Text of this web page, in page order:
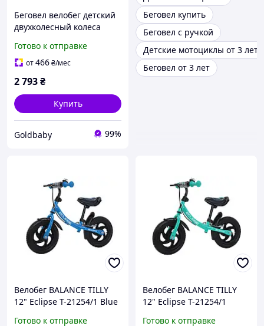
Беговел велобег детский
двухколесный колеса
(ручной тормоз) BALANCE
TILLY Extreme T-212524
Готово к отправке
от466₴/мес
2 793₴
Купить
Goldbaby 99%
Беговел купить
Беговел с ручкой
Детские мотоциклы от 3 лет
Беговел от 3 лет
Велобег BALANCE TILLY
12" Eclipse T-21254/1 Blue
Готово к отправке
Велобег BALANCE TILLY
12" Eclipse T-21254/1
Готово к отправке